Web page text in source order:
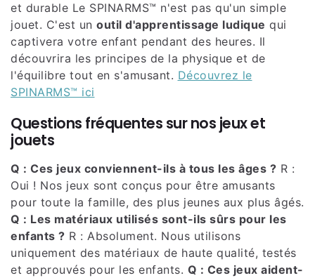
et durable Le SPINARMS™ n'est pas qu'un simple
jouet. C'est un outil d'apprentissage ludique qui
captivera votre enfant pendant des heures. Il
découvrira les principes de la physique et de
l'équilibre tout en s'amusant. Découvrez le
SPINARMS™ ici
Questions fréquentes sur nos jeux et
jouets
Q : Ces jeux conviennent-ils à tous les âges ? R :
Oui ! Nos jeux sont conçus pour être amusants
pour toute la famille, des plus jeunes aux plus âgés.
Q : Les matériaux utilisés sont-ils sûrs pour les
enfants ? R : Absolument. Nous utilisons
uniquement des matériaux de haute qualité, testés
et approuvés pour les enfants. Q : Ces jeux aident-